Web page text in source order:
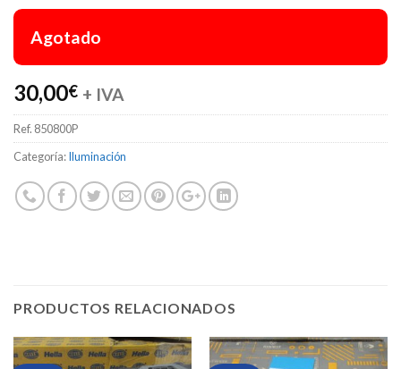
Agotado
30,00€ + IVA
Ref. 850800P
Categoría:Iluminación
PRODUCTOS RELACIONADOS